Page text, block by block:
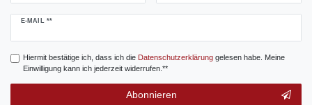
E-MAIL **
Newsletter
Hiermit bestätige ich, dass ich die Daten­schutz­erklärunggelesen habe. Meine
Einwilligung kann ich jederzeit widerrufen.**
Abonnieren